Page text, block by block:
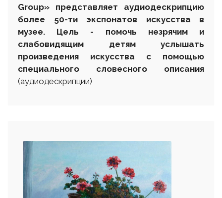
Group» представляет аудиодескрипцию
более 50-ти экспонатов искусства в
музее. Цель - помочь незрячим и
слабовидящим детям услышать
произведения искусства с помощью
специального словесного описания
(аудиодескрипции)